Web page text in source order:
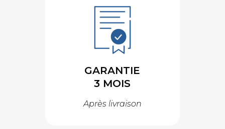
GARANTIE
3 MOIS
Après livraison